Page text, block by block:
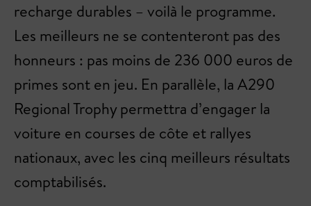
recharge durables – voilà le programme.
Les meilleurs ne se contenteront pas des
honneurs : pas moins de 236 000 euros de
primes sont en jeu. En parallèle, la A290
Regional Trophy permettra d’engager la
voiture en courses de côte et rallyes
nationaux, avec les cinq meilleurs résultats
comptabilisés.